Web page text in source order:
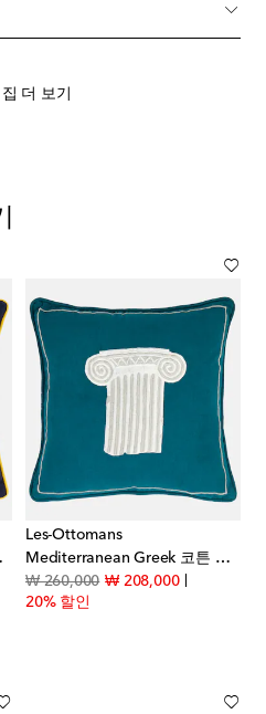
더 보기
션
Les-Ottomans
Mediterranean Greek 코튼 쿠션
₩ 260,000original price
₩ 208,000discount
20% 할인